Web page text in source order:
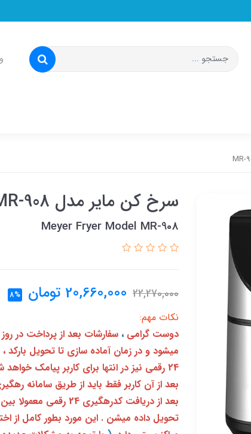
سرخ کن مایر مدل MR-908
Meyer Fryer Model MR-908
22,270,000
20,660,000 تومان 8%
نکات مهم:
دوست گرامی ، سفارشات بعد از پرداخت در
میشود و در زمان آماده سازی تا تحویل
24 رقمی نیز در انتها برای کاربر پیامک خواهد شد
تحویل داده میشن . این مورد بطور کامل از